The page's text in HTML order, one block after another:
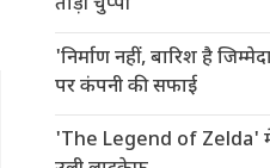
तोड़ी चुप्पी
'निर्माण नहीं, बारिश है
पर कंपनी की सफाई
'The Legend of Zelda' में